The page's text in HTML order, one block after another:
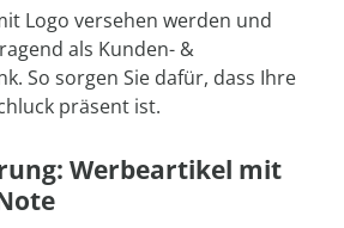
Logo versehen werden und
als Kunden- &
So sorgen Sie dafür, dass Ihre
präsent ist.
Werbeartikel mit